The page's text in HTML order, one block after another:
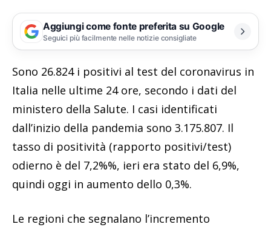
Aggiungi come fonte preferita su Google
Seguici più facilmente nelle notizie consigliate
Sono 26.824 i positivi al test del coronavirus in
Italia nelle ultime 24 ore, secondo i dati del
ministero della Salute. I casi identificati
dall’inizio della pandemia sono 3.175.807. Il
tasso di positività (rapporto positivi/test)
odierno è del 7,2%%, ieri era stato del 6,9%,
quindi oggi in aumento dello 0,3%.
Le regioni che segnalano l’incremento